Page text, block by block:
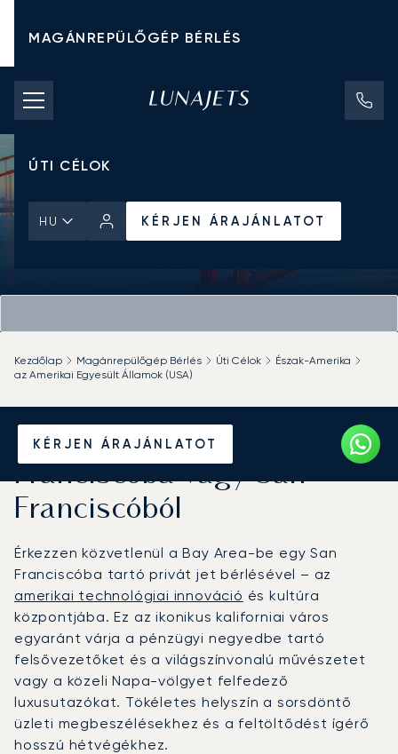
MAGÁNREPÜLŐGÉP BÉRLÉS
CHARTER ÁRAK
MAGÁNREPÜLŐGÉPEK
ÚTI CÉLOK
HU KÉRJEN ÁRAJÁNLATOT
KÉRJEN ÁRAJÁNLATOT
Kezdőlap Magánrepülőgép Bérlés Úti Célok
Észak-Amerika
az Amerikai Egyesült Államok (USA)
Béreljen magánrepülőt San
Franciscóba vagy San
Franciscóból
Érkezzen közvetlenül a Bay Area-be egy San
Franciscóba tartó privát jet bérlésével – az
amerikai technológiai innováció és kultúra
központjába. Ez az ikonikus kaliforniai város
egyaránt várja a pénzügyi negyedbe tartó
felsővezetőket és a világszínvonalú művészetet
vagy a közeli Napa-völgyet felfedező
luxusutazókat. Tökéletes helyszín a sorsdöntő
üzleti megbeszélésekhez és a feltöltődést ígérő
hosszú hétvégékhez.